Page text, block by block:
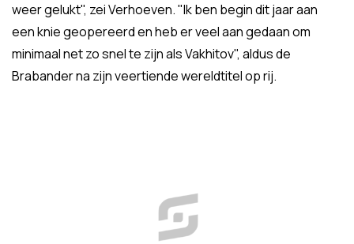
weer gelukt", zei Verhoeven. "Ik ben begin dit jaar aan
een knie geopereerd en heb er veel aan gedaan om
minimaal net zo snel te zijn als Vakhitov", aldus de
Brabander na zijn veertiende wereldtitel op rij.